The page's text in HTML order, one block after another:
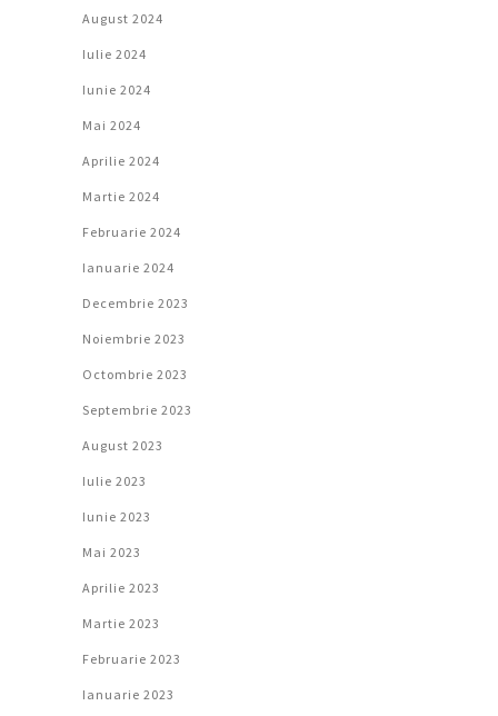
August 2024
Iulie 2024
Iunie 2024
Mai 2024
Aprilie 2024
Martie 2024
Februarie 2024
Ianuarie 2024
Decembrie 2023
Noiembrie 2023
Octombrie 2023
Septembrie 2023
August 2023
Iulie 2023
Iunie 2023
Mai 2023
Aprilie 2023
Martie 2023
Februarie 2023
Ianuarie 2023